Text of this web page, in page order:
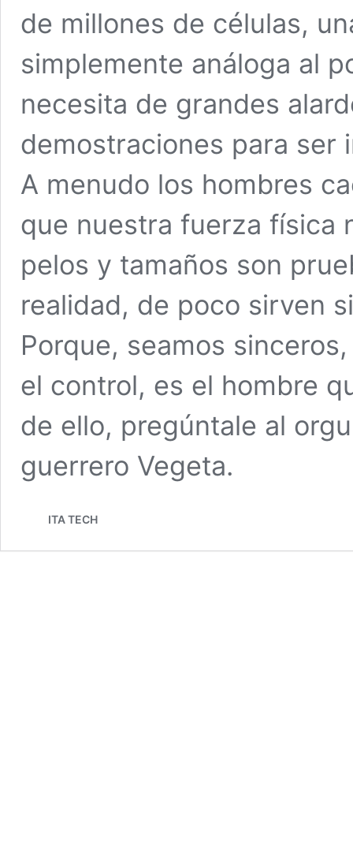
de millones de células,
simplemente análoga al
necesita de grandes
demostraciones para ser
A menudo los hombres
que nuestra fuerza física
pelos y tamaños son
realidad, de poco sirven
Porque, seamos
el control, es el hombre
de ello, pregúntale al
guerrero Vegeta.
ITA TECH